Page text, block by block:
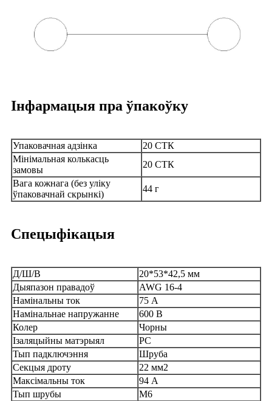
Інфармацыя пра ўпакоўку
Упаковачная адзінка
20 СТК
Мінімальная колькасць
замовы
20 СТК
Вага кожнага (без уліку
ўпаковачнай скрынкі)
44 г
Спецыфікацыя
Д/Ш/В
20*53*42,5 мм
Дыяпазон правадоў
AWG 16-4
Намінальны ток
75 А
Намінальнае напружанне
600 В
Колер
Чорны
Ізаляцыйны матэрыял
PC
Тып падключэння
Шруба
Секцыя дроту
22 мм2
Максімальны ток
94 А
Тып шрубы
M6